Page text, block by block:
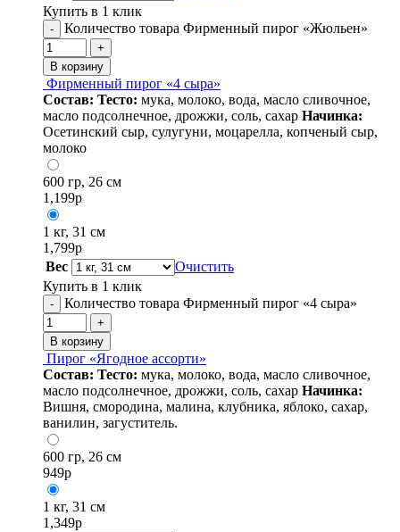
Купить в 1 клик
- Количество товара Фирменный пирог «Жюльен»
+
В корзину
Фирменный пирог «4 сыра»
Состав: Тесто: мука, молоко, вода, масло сливочное,
масло подсолнечное, дрожжи, соль, сахар Начинка:
Осетинский сыр, сулугуни, моцарелла, копченый сыр,
молоко
600 гр, 26 см
1,199р
1 кг, 31 см
1,799р
Вес
Очистить
Купить в 1 клик
- Количество товара Фирменный пирог «4 сыра»
+
В корзину
Пирог «Ягодное ассорти»
Состав: Тесто: мука, молоко, вода, масло сливочное,
масло подсолнечное, дрожжи, соль, сахар Начинка:
Вишня, смородина, малина, клубника, яблоко, сахар,
ванилин, загуститель.
600 гр, 26 см
949р
1 кг, 31 см
1,349р